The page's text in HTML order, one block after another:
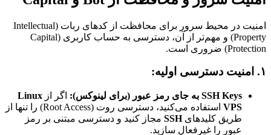
امنیت در محیط سرور برای محافظت از کدهای ربات (Intellectual
Property) و مهم‌تر از آن، دسترسی به حساب کاربری (Capital
Protection) ضروری است.
۱. امنیت دسترسی اولیه:
SSH Keys به جای رمز عبور (برای لینوکس): اگر از Linux
VPS
استفاده می‌کنید، دسترسی روت (Root Access) را تنها از
طریق کلیدهایSSH مجاز کنید و دسترسی مبتنی بر رمز
عبور را غیرفعال سازید.